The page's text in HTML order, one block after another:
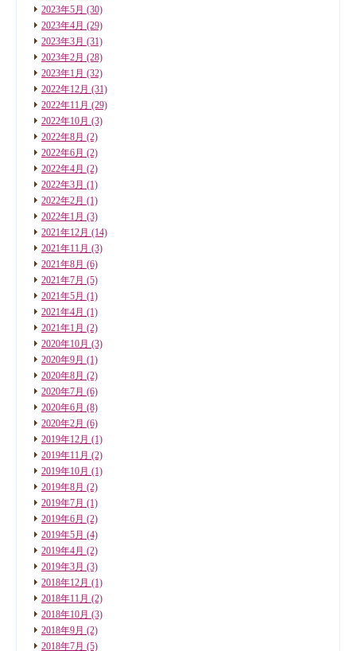
2023年5月 (30)
2023年4月 (29)
2023年3月 (31)
2023年2月 (28)
2023年1月 (32)
2022年12月 (31)
2022年11月 (29)
2022年10月 (3)
2022年8月 (2)
2022年6月 (2)
2022年4月 (2)
2022年3月 (1)
2022年2月 (1)
2022年1月 (3)
2021年12月 (14)
2021年11月 (3)
2021年8月 (6)
2021年7月 (5)
2021年5月 (1)
2021年4月 (1)
2021年1月 (2)
2020年10月 (3)
2020年9月 (1)
2020年8月 (2)
2020年7月 (6)
2020年6月 (8)
2020年2月 (6)
2019年12月 (1)
2019年11月 (2)
2019年10月 (1)
2019年8月 (2)
2019年7月 (1)
2019年6月 (2)
2019年5月 (4)
2019年4月 (2)
2019年3月 (3)
2018年12月 (1)
2018年11月 (2)
2018年10月 (3)
2018年9月 (2)
2018年7月 (5)